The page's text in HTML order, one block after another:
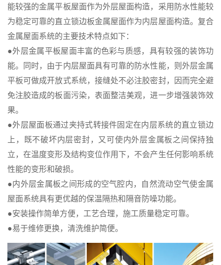
能较强的金属平板屋面作为外层屋面构造，采用防水性能较
为稳定可靠的直立锁边板金属屋面作为内层屋面构造。复合
金属屋面系统的主要技术特点如下：
●外层金属平板屋面丰富的色彩与质感，具有较强的装饰功
能。同时，由于内层屋面具有可靠的防水性能，则外层金属
平板可做成开放式系统，接缝处不必注胶密封，因而完全避
免注胶造成的板面污染，表面整洁美观，进一步增强装饰效
果。
●外层屋面板通过夹持式转接件固定在内层系统的直立锁边
上，既不破坏内层密封，又可使内外层金属板之间保持独
立，在温度变形及结构变位作用下，不会产生任何影响系统
性能的变形和破损。
●内外层金属板之间形成的空气腔内，自然流动空气使金属
屋面系统具有更优越的保温隔热和隔音防噪功能。
●安装操作简单方便，工艺合理，施工质量稳定可靠。
●易于维修更换，清洗维护简便。